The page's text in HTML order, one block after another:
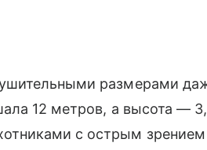
размерами
12 метров, а высота —
с острым